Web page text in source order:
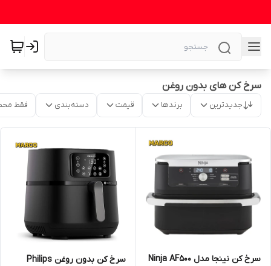
سرخ کن های بدون روغن
جدیدترین برندها قیمت دسته‌بندی فقط
سرخ کن نینجا مدل Ninja AF500
سرخ کن بدون روغن Philips